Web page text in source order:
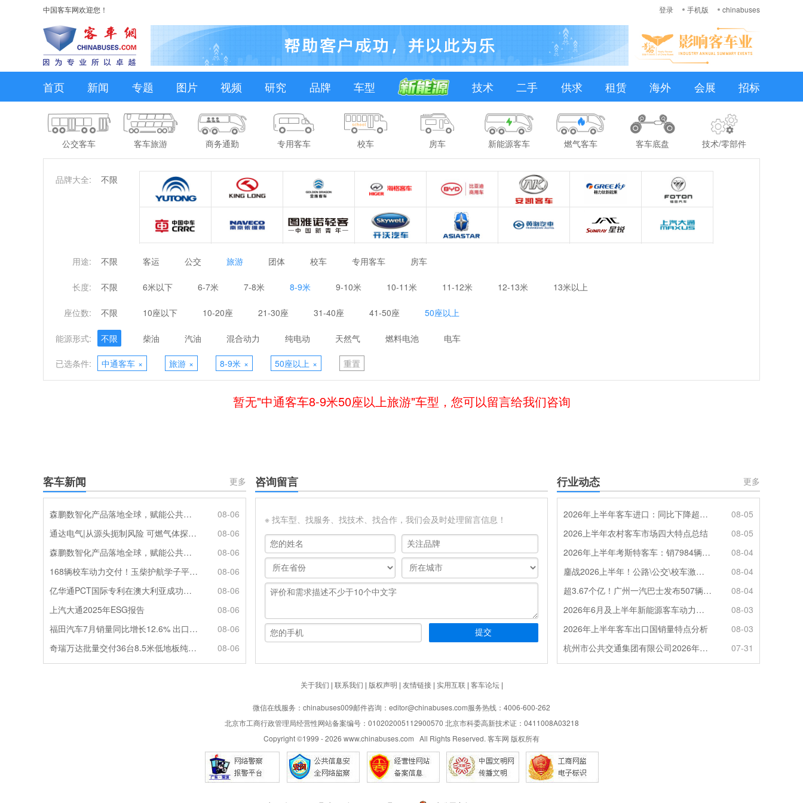
中国客车网欢迎您！ 登录 手机版 chinabuses
首页 新闻 专题 图片 视频 研究 品牌 车型 技术 二手 供求 租赁 海外 会展 招标
公交客车 客车旅游 商务通勤 专用客车 校车 房车 新能源客车 燃气客车 客车底盘 技术/零部件
品牌大全: 不限
用途: 不限 客运 公交 旅游 团体 校车 专用客车 房车
长度: 不限 6米以下 6-7米 7-8米 8-9米 9-10米 10-11米 11-12米 12-13米 13米以上
座位数: 不限 10座以下 10-20座 21-30座 31-40座 41-50座 50座以上
能源形式: 不限 柴油 汽油 混合动力 纯电动 天然气 燃料电池 电车
已选条件: 中通客车 × 旅游 × 8-9米 × 50座以上 × 重置
暂无"中通客车8-9米50座以上旅游"车型，您可以留言给我们咨询
客车新闻 更多
森鹏数智化产品落地全球，赋能公共交通新升级
08-06
通达电气|从源头扼制风险 可燃气体探测系统灵敏感知商用车燃气泄漏
08-06
森鹏数智化产品落地全球，赋能公共交通新升级
08-06
168辆校车动力交付！玉柴护航学子平安出行
08-06
亿华通PCT国际专利在澳大利亚成功授权
08-06
上汽大通2025年ESG报告
08-06
福田汽车7月销量同比增长12.6% 出口劲增90.7%
08-06
奇瑞万达批量交付36台8.5米低地板纯电公交
08-06
咨询留言
※ 找车型、找服务、找技术、找合作，我们会及时处理留言信息！
行业动态 更多
2026年上半年客车进口：同比下降超4成，轻客主体地位凸显
08-05
2026上半年农村客车市场四大特点总结
08-05
2026年上半年考斯特客车：销7984辆 6米领涨领跑 电动化提速
08-04
鏖战2026上半年！公路\公交\校车激烈角逐，谁问鼎赛道赢家?
08-04
超3.67个亿！广州一汽巴士发布507辆纯电动城市客车采购中标公告
08-04
2026年6月及上半年新能源客车动力电池装机量特点分析
08-03
2026年上半年客车出口国销量特点分析
08-03
杭州市公共交通集团有限公司2026年100辆纯电动城市客车采购招标公告
07-31
关于我们 | 联系我们 | 版权声明 | 友情链接| 实用互联| 客车论坛|
微信在线服务：chinabuses009邮件咨询：editor@chinabuses.com服务热线：4006-600-262
北京市工商行政管理局经营性网站备案编号：010202005112900570 北京市科委高新技术证：0411008A03218
Copyright ©1999 -2026 www.chinabuses.com All Rights Reserved. 客车网 版权所有